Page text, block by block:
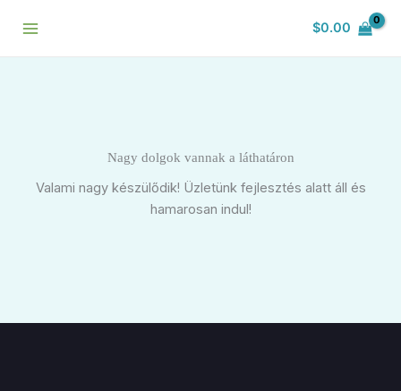
$0.00
Nagy dolgok vannak a láthatáron
Valami nagy készülődik! Üzletünk fejlesztés alatt áll és
hamarosan indul!